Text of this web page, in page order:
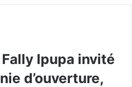
Ipupa invité
d’ouverture,